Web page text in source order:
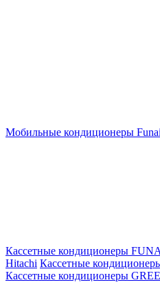
Мобильные кондиционеры Funai
Кассетные кондиционеры
Hitachi Кассетные
Кассетные кондиционеры GREE